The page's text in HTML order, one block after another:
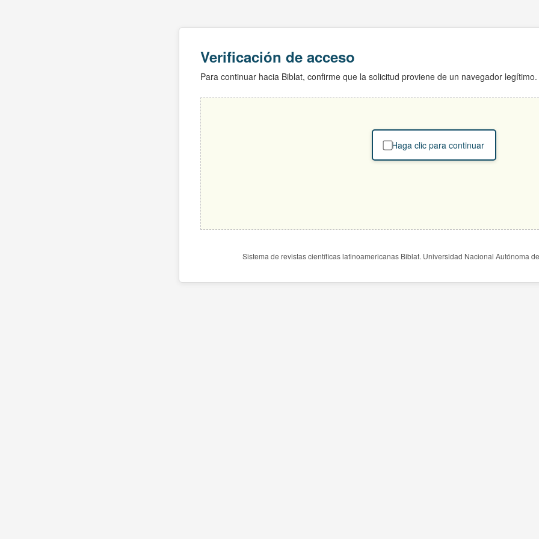
Verificación de acceso
Para continuar hacia Biblat, confirme que la solicitud proviene de un navegador legítimo.
Haga clic para continuar
Sistema de revistas científicas latinoamericanas Biblat. Universidad Nacional Autónoma